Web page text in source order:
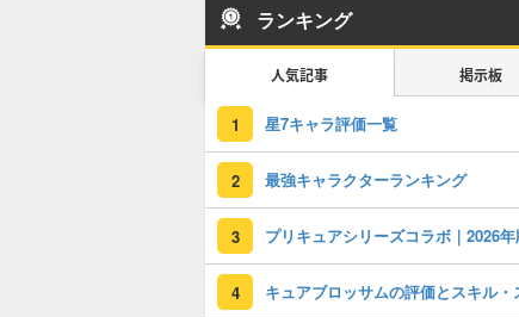
ランキング
人気記事 掲示板
1 星7キャラ評価一覧
2 最強キャラクターランキング
3
4